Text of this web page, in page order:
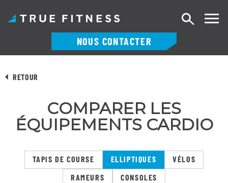
to
NOUS CONTACTER
RETOUR
COMPARER LES
ÉQUIPEMENTS CARDIO
TAPIS DE COURSE ELLIPTIQUES
VÉLOS
RAMEURS
CONSOLES